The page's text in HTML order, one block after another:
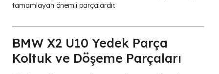
tamamlayan önemli parçalardır.
BMW X2 U10 Yedek Parça
Koltuk ve Döşeme Parçaları